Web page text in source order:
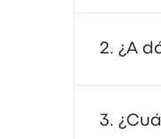
Puedes
¿A
Desde